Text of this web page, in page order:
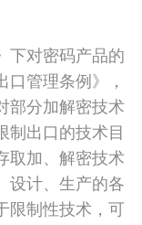
下对密码产品的
管理条例》，
部分加解密技术
制出口的技术目
取加、解密技术
设计、生产的各
限制性技术，可